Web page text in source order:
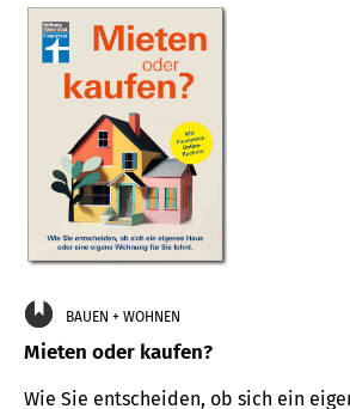
BAUEN + WOHNEN
Mieten oder kaufen?
Wie Sie entscheiden, ob sich ein